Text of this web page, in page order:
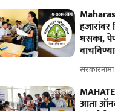
हजारांवर
धसका,
आता